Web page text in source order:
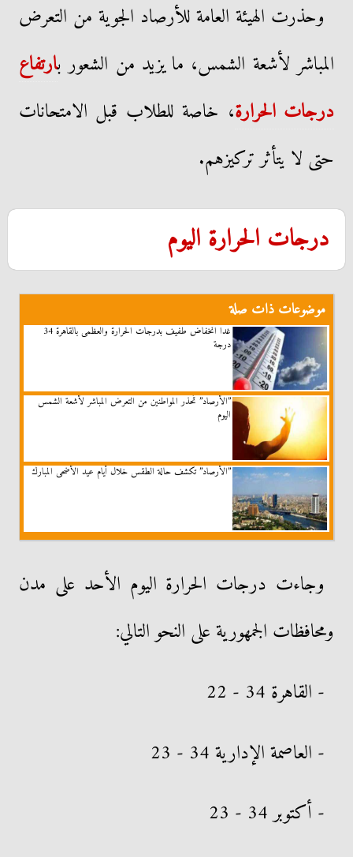
وحذرت الهيئة العامة للأرصاد الجوية من التعرض
المباشر لأشعة الشمس، ما يزيد من الشعور بارتفاع
درجات الحرارة، خاصة للطلاب قبل الامتحانات
حتى لا يتأثر تركيزهم.
درجات الحرارة اليوم
موضوعات ذات صلة
غدا انخفاض طفيف بدرجات الحرارة والعظمى بالقاهرة 34
درجة
”الأرصاد” تُحذر المواطنين من التعرض المباشر لأشعة الشمس
اليوم
”الأرصاد” تكشف حالة الطقس خلال أيام عيد الأضحى المبارك
وجاءت درجات الحرارة اليوم الأحد على مدن
ومحافظات الجمهورية على النحو التالي:
- القاهرة 34 - 22
- العاصمة الإدارية 34 - 23
- أكتوبر 34 - 23